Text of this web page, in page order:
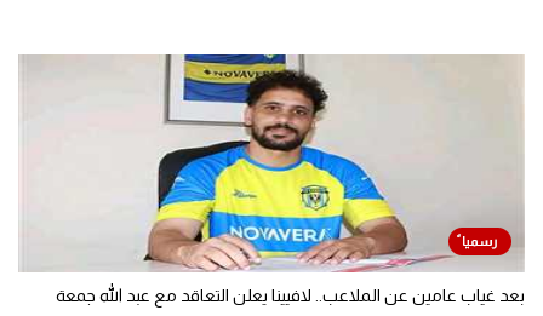
بعد غياب عامين عن الملاعب.. لافيينا يعلن التعاقد مع عبد الله جمعة